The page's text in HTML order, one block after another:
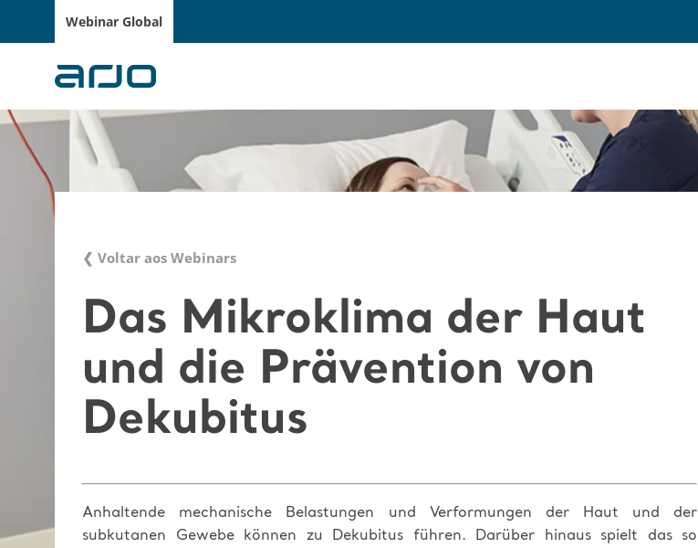
Webinar Global
❮ Voltar aos Webinars
Das Mikroklima der Haut
und die Prävention von
Dekubitus
Anhaltende mechanische Belastungen und Verformungen der Haut und der
subkutanen Gewebe können zu Dekubitus führen. Darüber hinaus spielt das so